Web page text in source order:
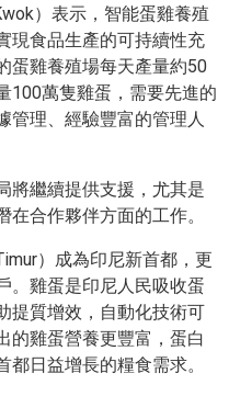
）表示，智能蛋雞養殖
現食品生產的可持續性充
蛋雞養殖場每天產量約50
100萬隻雞蛋，需要先進的
管理、經驗豐富的管理人
將繼續提供支援，尤其是
合作夥伴方面的工作。
）成為印尼新首都，更
。雞蛋是印尼人民吸收蛋
提質增效，自動化技術可
的雞蛋營養更豐富，蛋白
日益增長的糧食需求。